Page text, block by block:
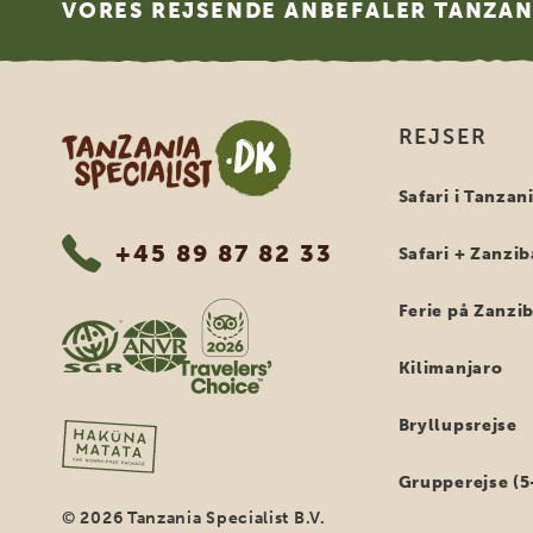
VORES REJSENDE ANBEFALER
Tanzania Specialist
+45 89 87 82 33
© 2026 Tanzania Specialist B.V.
REJSER
Safari i
Safari +
Ferie på
Kilimanjaro
Bryllupsrejse
Grupperejse